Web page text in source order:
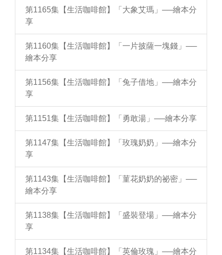
第1165集【生活咖啡館】「大象艾瑪」──繪本分
享
第1160集【生活咖啡館】「一片披薩一塊錢」──
繪本分享
第1156集【生活咖啡館】「兔子借地」──繪本分
享
第1151集【生活咖啡館】「勇敢湯」──繪本分享
第1147集【生活咖啡館】「玫瑰奶奶」──繪本分
享
第1143集【生活咖啡館】「菫花奶奶的祕密」──
繪本分享
第1138集【生活咖啡館】「盛裝登場」──繪本分
享
第1134集【生活咖啡館】「英倫玫瑰」──繪本分